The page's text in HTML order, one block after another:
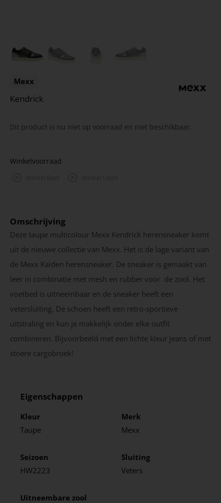
Mexx
Kendrick
Dit product is nu niet op voorraad en niet beschikbaar.
Winkelvoorraad
Omschrijving
Deze taupe multicolour Mexx Kendrick herensneaker komt
uit de nieuwe collectie van Mexx. Het is de lage variant van
de Mexx Kaiden herensneaker. De sneaker is gemaakt van
leer in combinatie met mesh en rubber voor de zool. Het
voetbed is uitneembaar en de sneaker heeft een
vetersluiting. De schoen heeft een retro-sportieve
uitstraling en kun je makkelijk onder elke outfit
combineren. Bijvoorbeeld met een lichte kleur jeans of met
stoere cargobroek!
Eigenschappen
Kleur
Taupe
Merk
Mexx
Seizoen
HW2223
Sluiting
Veters
Uitneembare zool